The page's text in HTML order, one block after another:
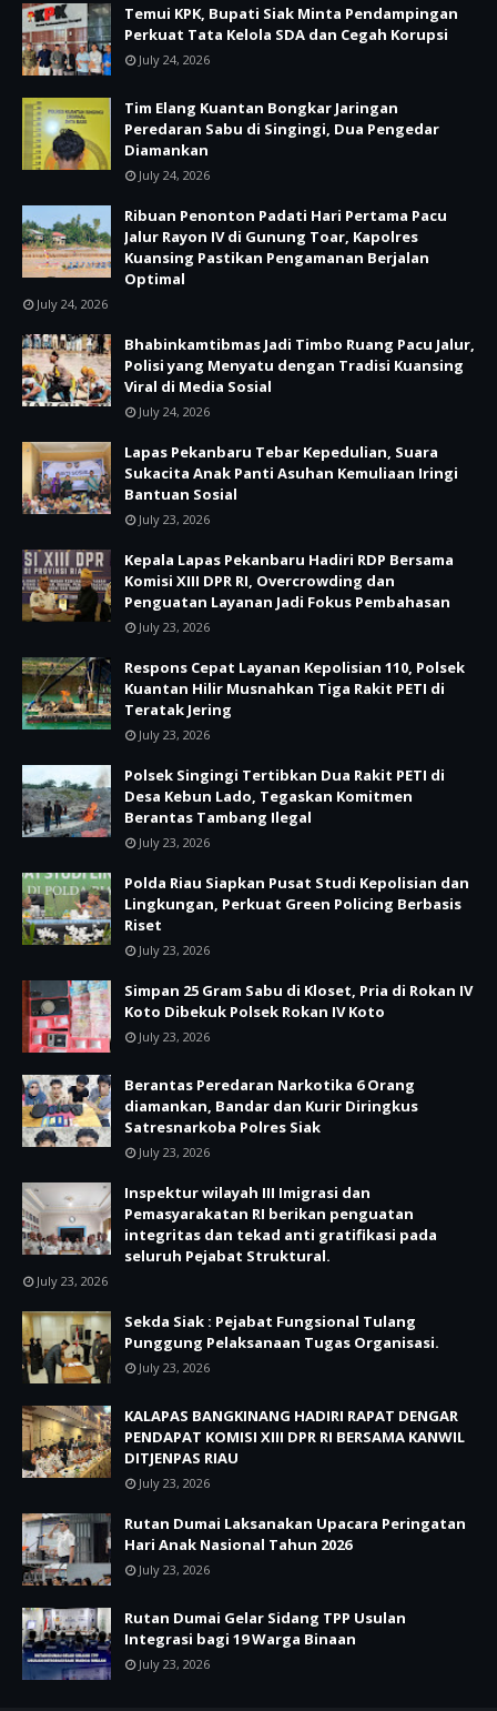
Temui KPK, Bupati Siak Minta Pendampingan
Perkuat Tata Kelola SDA dan Cegah Korupsi
July 24, 2026
Tim Elang Kuantan Bongkar Jaringan
Peredaran Sabu di Singingi, Dua Pengedar
Diamankan
July 24, 2026
Ribuan Penonton Padati Hari Pertama Pacu
Jalur Rayon IV di Gunung Toar, Kapolres
Kuansing Pastikan Pengamanan Berjalan
Optimal
July 24, 2026
Bhabinkamtibmas Jadi Timbo Ruang Pacu Jalur,
Polisi yang Menyatu dengan Tradisi Kuansing
Viral di Media Sosial
July 24, 2026
Lapas Pekanbaru Tebar Kepedulian, Suara
Sukacita Anak Panti Asuhan Kemuliaan Iringi
Bantuan Sosial
July 23, 2026
Kepala Lapas Pekanbaru Hadiri RDP Bersama
Komisi XIII DPR RI, Overcrowding dan
Penguatan Layanan Jadi Fokus Pembahasan
July 23, 2026
Respons Cepat Layanan Kepolisian 110, Polsek
Kuantan Hilir Musnahkan Tiga Rakit PETI di
Teratak Jering
July 23, 2026
Polsek Singingi Tertibkan Dua Rakit PETI di
Desa Kebun Lado, Tegaskan Komitmen
Berantas Tambang Ilegal
July 23, 2026
Polda Riau Siapkan Pusat Studi Kepolisian dan
Lingkungan, Perkuat Green Policing Berbasis
Riset
July 23, 2026
Simpan 25 Gram Sabu di Kloset, Pria di Rokan IV
Koto Dibekuk Polsek Rokan IV Koto
July 23, 2026
Berantas Peredaran Narkotika 6 Orang
diamankan, Bandar dan Kurir Diringkus
Satresnarkoba Polres Siak
July 23, 2026
Inspektur wilayah III Imigrasi dan
Pemasyarakatan RI berikan penguatan
integritas dan tekad anti gratifikasi pada
seluruh Pejabat Struktural.
July 23, 2026
Sekda Siak : Pejabat Fungsional Tulang
Punggung Pelaksanaan Tugas Organisasi.
July 23, 2026
KALAPAS BANGKINANG HADIRI RAPAT DENGAR
PENDAPAT KOMISI XIII DPR RI BERSAMA KANWIL
DITJENPAS RIAU
July 23, 2026
Rutan Dumai Laksanakan Upacara Peringatan
Hari Anak Nasional Tahun 2026
July 23, 2026
Rutan Dumai Gelar Sidang TPP Usulan
Integrasi bagi 19 Warga Binaan
July 23, 2026